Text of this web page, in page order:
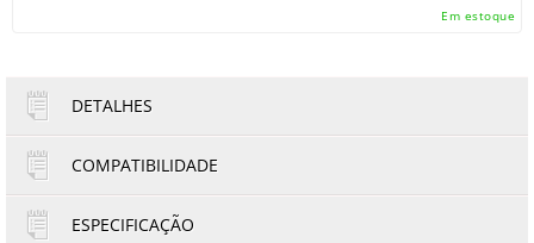
Em estoque
DETALHES
COMPATIBILIDADE
ESPECIFICAÇÃO